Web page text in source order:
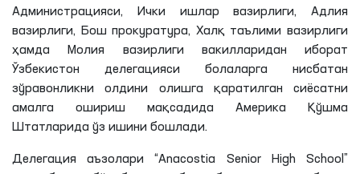
Администрацияси, Ички ишлар вазирлиги, Адлия
вазирлиги, Бош прокуратура, Халқ таълими вазирлиги
ҳамда Молия вазирлиги вакилларидан иборат
Ўзбекистон делегацияси болаларга нисбатан
зўравонликни олдини олишга қаратилган сиёсатни
амалга ошириш мақсадида Америка Қўшма
Штатларида ўз ишини бошлади.
Делегация аъзолари “Anacostia Senior High School”